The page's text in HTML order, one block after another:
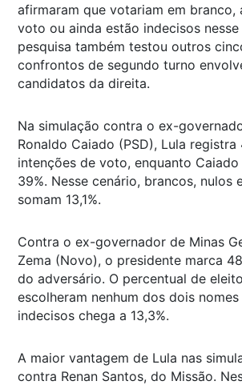
afirmaram que votariam em branco,
voto ou ainda estão indecisos nesse
pesquisa também testou outros
confrontos de segundo turno
candidatos da direita.
Na simulação contra o ex-
Ronaldo Caiado (PSD), Lula registra
intenções de voto, enquanto
39%. Nesse cenário, brancos, nulos
somam 13,1%.
Contra o ex-governador de Minas
Zema (Novo), o presidente marca
do adversário. O percentual de
escolheram nenhum dos dois
indecisos chega a 13,3%.
A maior vantagem de Lula nas
contra Renan Santos, do Missão.